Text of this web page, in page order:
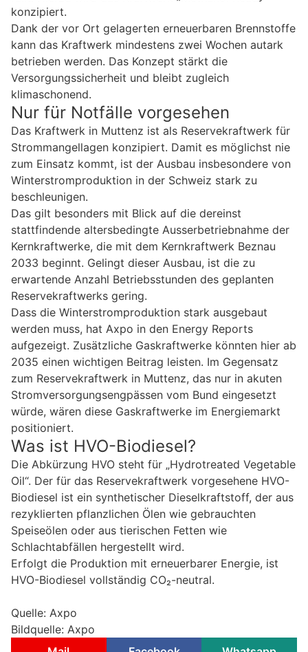
konzipiert.
Dank der vor Ort gelagerten erneuerbaren Brennstoffe
kann das Kraftwerk mindestens zwei Wochen autark
betrieben werden. Das Konzept stärkt die
Versorgungssicherheit und bleibt zugleich
klimaschonend.
Nur für Notfälle vorgesehen
Das Kraftwerk in Muttenz ist als Reservekraftwerk für
Strommangellagen konzipiert. Damit es möglichst nie
zum Einsatz kommt, ist der Ausbau insbesondere von
Winterstromproduktion in der Schweiz stark zu
beschleunigen.
Das gilt besonders mit Blick auf die dereinst
stattfindende altersbedingte Ausserbetriebnahme der
Kernkraftwerke, die mit dem Kernkraftwerk Beznau
2033 beginnt. Gelingt dieser Ausbau, ist die zu
erwartende Anzahl Betriebsstunden des geplanten
Reservekraftwerks gering.
Dass die Winterstromproduktion stark ausgebaut
werden muss, hat Axpo in den Energy Reports
aufgezeigt. Zusätzliche Gaskraftwerke könnten hier ab
2035 einen wichtigen Beitrag leisten. Im Gegensatz
zum Reservekraftwerk in Muttenz, das nur in akuten
Stromversorgungsengpässen vom Bund eingesetzt
würde, wären diese Gaskraftwerke im Energiemarkt
positioniert.
Was ist HVO-Biodiesel?
Die Abkürzung HVO steht für „Hydrotreated Vegetable
Oil“. Der für das Reservekraftwerk vorgesehene HVO-
Biodiesel ist ein synthetischer Dieselkraftstoff, der aus
rezyklierten pflanzlichen Ölen wie gebrauchten
Speiseölen oder aus tierischen Fetten wie
Schlachtabfällen hergestellt wird.
Erfolgt die Produktion mit erneuerbarer Energie, ist
HVO-Biodiesel vollständig CO₂-neutral.
Quelle: Axpo
Bildquelle: Axpo